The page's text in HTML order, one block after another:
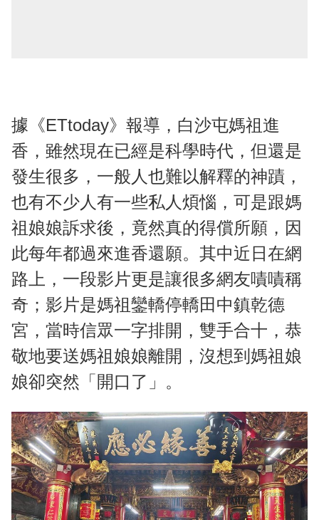
據《ETtoday》報導，白沙屯媽祖進
香，雖然現在已經是科學時代，但還是
發生很多，一般人也難以解釋的神蹟，
也有不少人有一些私人煩惱，可是跟媽
祖娘娘訴求後，竟然真的得償所願，因
此每年都過來進香還願。其中近日在網
路上，一段影片更是讓很多網友嘖嘖稱
奇；影片是媽祖鑾轎停轎田中鎮乾德
宮，當時信眾一字排開，雙手合十，恭
敬地要送媽祖娘娘離開，沒想到媽祖娘
娘卻突然「開口了」。